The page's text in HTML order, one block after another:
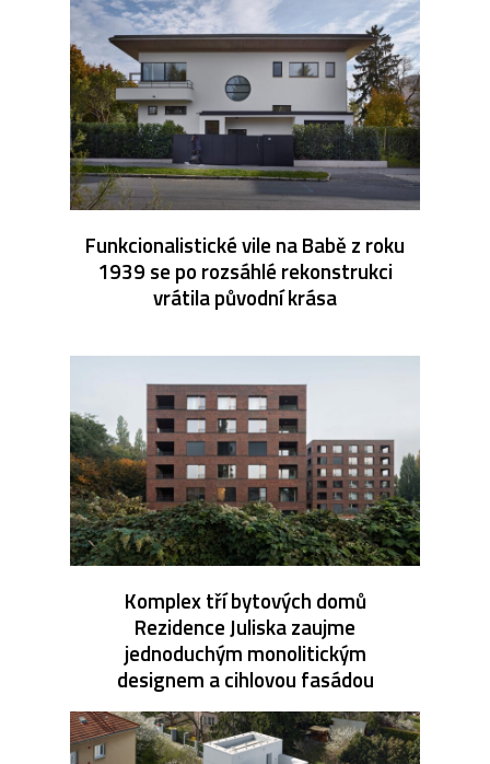
Funkcionalistické vile na Babě z roku
1939 se po rozsáhlé rekonstrukci
vrátila původní krása
Komplex tří bytových domů
Rezidence Juliska zaujme
jednoduchým monolitickým
designem a cihlovou fasádou